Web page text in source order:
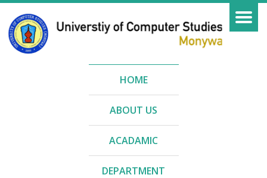
HOME
ABOUT US
ACADAMIC
DEPARTMENT